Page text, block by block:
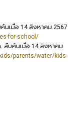
นเมื่อ 14 สิงหาคม 2567
for-school/
สืบค้นเมื่อ 14 สิงหาคม
parents/water/kids-